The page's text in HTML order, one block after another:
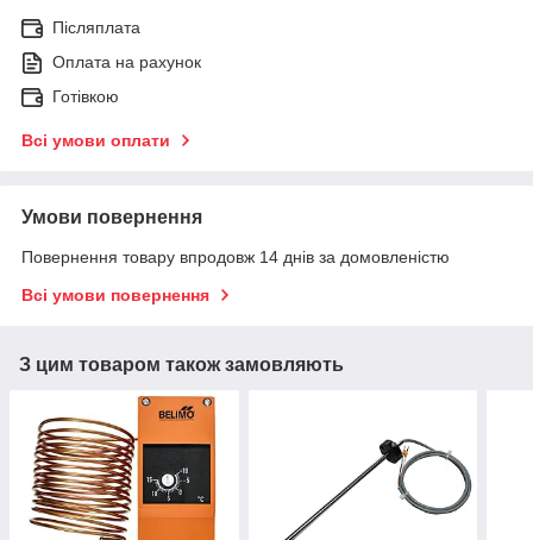
Післяплата
Оплата на рахунок
Готівкою
Всі умови оплати
Умови повернення
Повернення товару впродовж 14 днів за домовленістю
Всі умови повернення
З цим товаром також замовляють